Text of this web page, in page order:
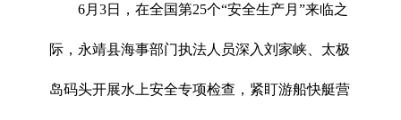
6月3日，在全国第25个“安全生产月”来临之
际，永靖县海事部门执法人员深入刘家峡、太极
岛码头开展水上安全专项检查，紧盯游船快艇营